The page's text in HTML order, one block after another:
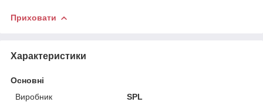
Приховати
Характеристики
Основні
Виробник
SPL